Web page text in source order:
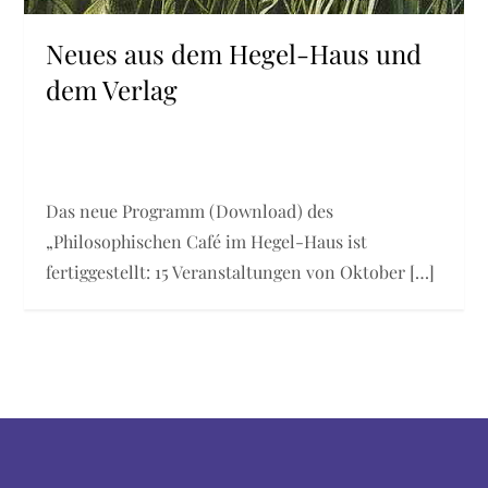
Neues aus dem Hegel-Haus und
dem Verlag
Das neue Programm (Download) des
„Philosophischen Café im Hegel-Haus ist
fertiggestellt: 15 Veranstaltungen von Oktober […]